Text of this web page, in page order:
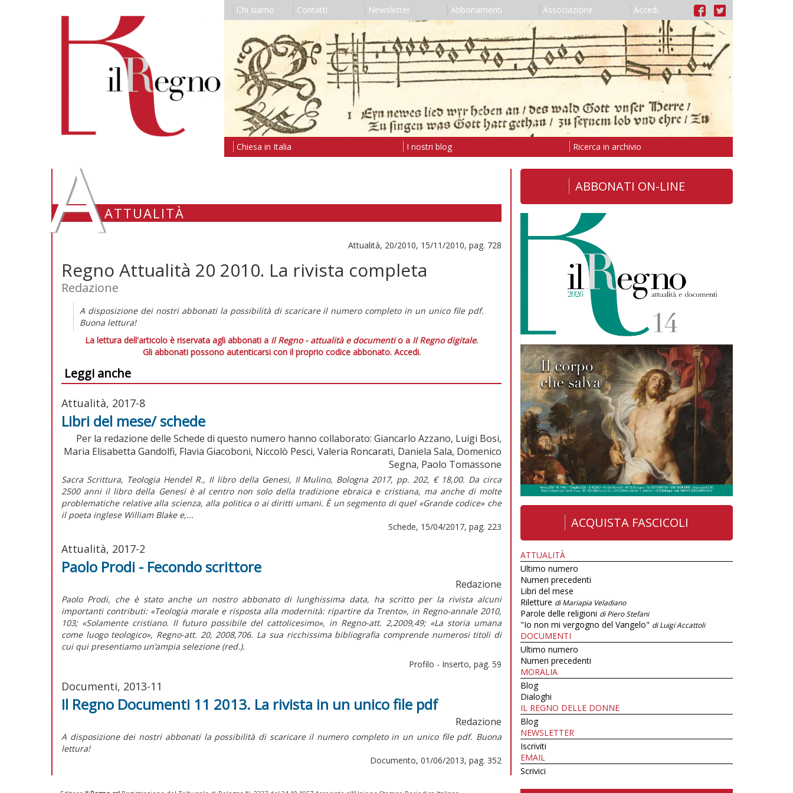
Chi siamo Contatti Newsletter Abbonamenti Associazione Accedi
Chiesa in Italia I nostri blog Ricerca in archivio
AATTUALITÀ
Attualità, 20/2010, 15/11/2010, pag. 728
Regno Attualità 20 2010. La rivista completa
Redazione
A disposizione dei nostri abbonati la possibilità di scaricare il numero completo in un unico file pdf.
Buona lettura!
La lettura dell'articolo è riservata agli abbonati a Il Regno - attualità e documentio a Il Regno digitale.
Gli abbonati possono autenticarsi con il proprio codice abbonato. Accedi.
Leggi anche
Attualità, 2017-8
Libri del mese/ schede
Per la redazione delle Schede di questo numero hanno collaborato: Giancarlo Azzano, Luigi Bosi,
Maria Elisabetta Gandolfi, Flavia Giacoboni, Niccolò Pesci, Valeria Roncarati, Daniela Sala, Domenico
Segna, Paolo Tomassone
Sacra Scrittura, Teologia Hendel R., Il libro della Genesi, Il Mulino, Bologna 2017, pp. 202, € 18,00. Da circa
2500 anni il libro della Genesi è al centro non solo della tradizione ebraica e cristiana, ma anche di molte
problematiche relative alla scienza, alla politica o ai diritti umani. È un segmento di quel «Grande codice» che
il poeta inglese William Blake e,...
Schede, 15/04/2017, pag. 223
Attualità, 2017-2
Paolo Prodi - Fecondo scrittore
Redazione
Paolo Prodi, che è stato anche un nostro abbonato di lunghissima data, ha scritto per la rivista alcuni
importanti contributi: «Teologia morale e risposta alla modernità: ripartire da Trento», in Regno-annale2010,
103; «Solamente cristiano. Il futuro possibile del cattolicesimo», in Regno-att. 2,2009,49; «La storia umana
come luogo teologico», Regno-att. 20, 2008,706. La sua ricchissima bibliografia comprende numerosi titoli di
cui qui presentiamo un’ampia selezione (red.).
Profilo - Inserto, pag. 59
Documenti, 2013-11
Il Regno Documenti 11 2013. La rivista in un unico file pdf
Redazione
A disposizione dei nostri abbonati la possibilità di scaricare il numero completo in un unico file pdf. Buona
lettura!
Documento, 01/06/2013, pag. 352
ABBONATI ON-LINE
ACQUISTA FASCICOLI
ATTUALITÀ
Ultimo numero
Numeri precedenti
Libri del mese
Riletture di Mariapia Veladiano
Parole delle religioni di Piero Stefani
"Io non mi vergogno del Vangelo" di Luigi Accattoli
DOCUMENTI
Ultimo numero
Numeri precedenti
MORALIA
Blog
Dialoghi
IL REGNO DELLE DONNE
Blog
NEWSLETTER
Iscriviti
EMAIL
Scrivici